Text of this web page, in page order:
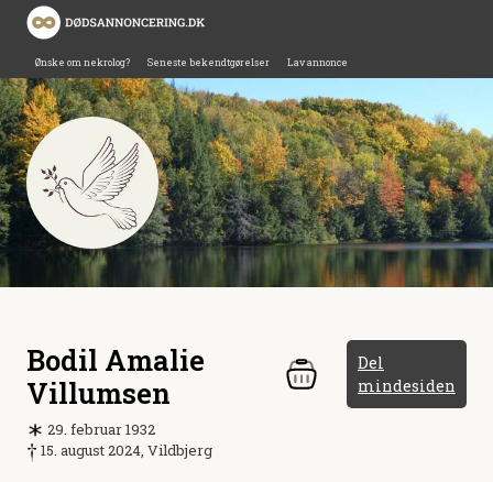
Ønske om nekrolog? Seneste bekendtgørelser Lav annonce
Bodil Amalie
Villumsen
Del
mindesiden
29. februar 1932
15. august 2024, Vildbjerg